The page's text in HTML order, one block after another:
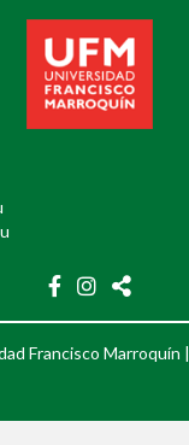
Francisco Marroquín |